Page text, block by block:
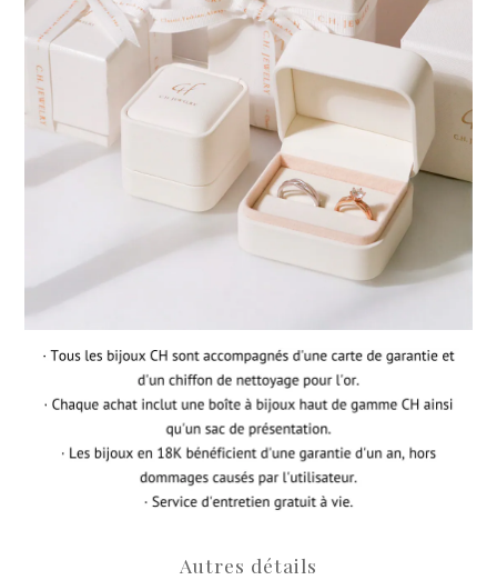
Autres détails